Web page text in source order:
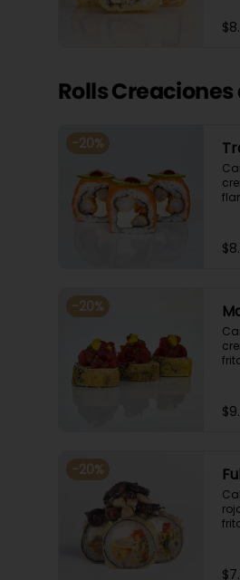
Rolls
-20%
-20%
-20%